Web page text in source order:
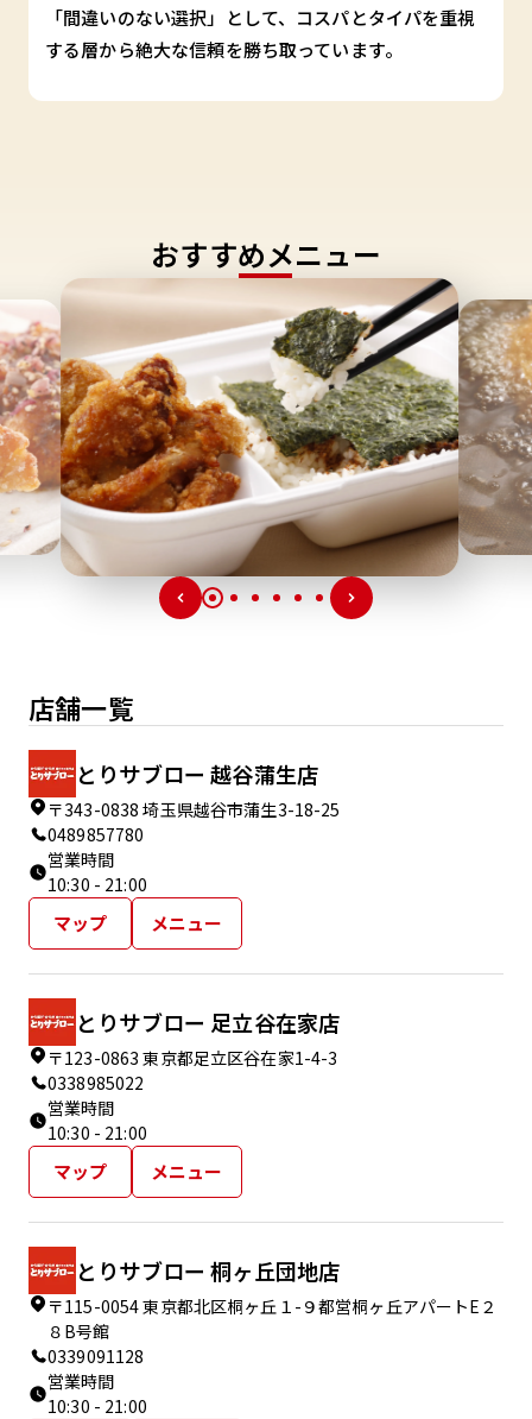
「間違いのない選択」として、コスパとタイパを重視
する層から絶大な信頼を勝ち取っています。
おすすめメニュー
店舗一覧
とりサブロー 越谷蒲生店
〒343-0838 埼玉県越谷市蒲生3-18-25
0489857780
営業時間
10:30 - 21:00
マップ メニュー
とりサブロー 足立谷在家店
〒123-0863 東京都足立区谷在家1-4-3
0338985022
営業時間
10:30 - 21:00
マップ メニュー
とりサブロー 桐ヶ丘団地店
〒115-0054 東京都北区桐ヶ丘１-９都営桐ヶ丘アパートE２
８B号館
0339091128
営業時間
10:30 - 21:00